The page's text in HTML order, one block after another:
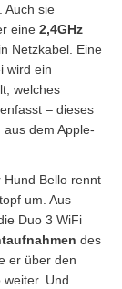
Auch sie
eine 2,4GHz
Netzkabel. Eine
wird ein
welches
– dieses
dem Apple-
Hund Bello rennt
um. Aus
Duo 3 WiFi
des
er über den
Und